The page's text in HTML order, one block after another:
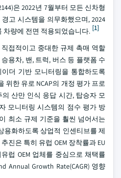
은 2022년 7월부터 모든 신차형
고 시스템을 의무화했으며, 2024
차량에 전면 적용되었습니다. [1]
접적이고 중대한 규제 촉매 역할
용차, 밴, 트럭, 버스 등 플랫폼 수
더 기반 모니터링을 통합하도록
위한 유로 NCAP의 개정 평가 프로
산만 인식 응답 시간, 탑승자 모
모니터링 시스템의 점수 평가 방
최소 규제 기준을 훨씬 넘어서는
용화하도록 상업적 인센티브를 제
진은 특히 유럽 OEM 장착률과 EU
럽 OEM 업체를 중심으로 채택률
Annual Growth Rate(CAGR) 영향